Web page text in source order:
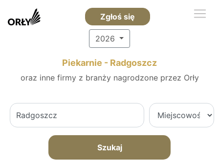
Zgłoś się
2026
Piekarnie - Radgoszcz
oraz inne firmy z branży nagrodzone przez Orły
Szukaj